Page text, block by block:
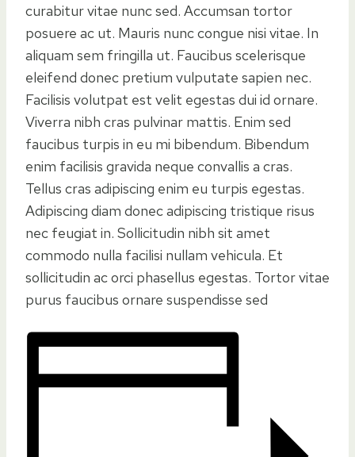
curabitur vitae nunc sed. Accumsan tortor
posuere ac ut. Mauris nunc congue nisi vitae. In
aliquam sem fringilla ut. Faucibus scelerisque
eleifend donec pretium vulputate sapien nec.
Facilisis volutpat est velit egestas dui id ornare.
Viverra nibh cras pulvinar mattis. Enim sed
faucibus turpis in eu mi bibendum. Bibendum
enim facilisis gravida neque convallis a cras.
Tellus cras adipiscing enim eu turpis egestas.
Adipiscing diam donec adipiscing tristique risus
nec feugiat in. Sollicitudin nibh sit amet
commodo nulla facilisi nullam vehicula. Et
sollicitudin ac orci phasellus egestas. Tortor vitae
purus faucibus ornare suspendisse sed